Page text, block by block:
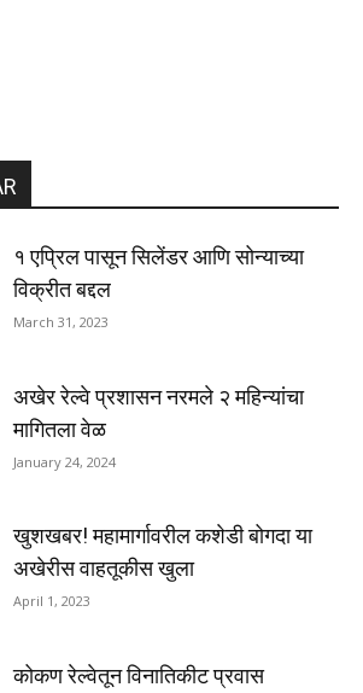
१ एप्रिल पासून सिलेंडर आणि सोन्याच्या
विक्रीत बद्दल
March 31, 2023
अखेर रेल्वे प्रशासन नरमले २ महिन्यांचा
मागितला वेळ
January 24, 2024
खुशखबर! महामार्गावरील कशेडी बोगदा या
अखेरीस वाहतूकीस खुला
April 1, 2023
कोकण रेल्वेतून विनातिकीट प्रवास